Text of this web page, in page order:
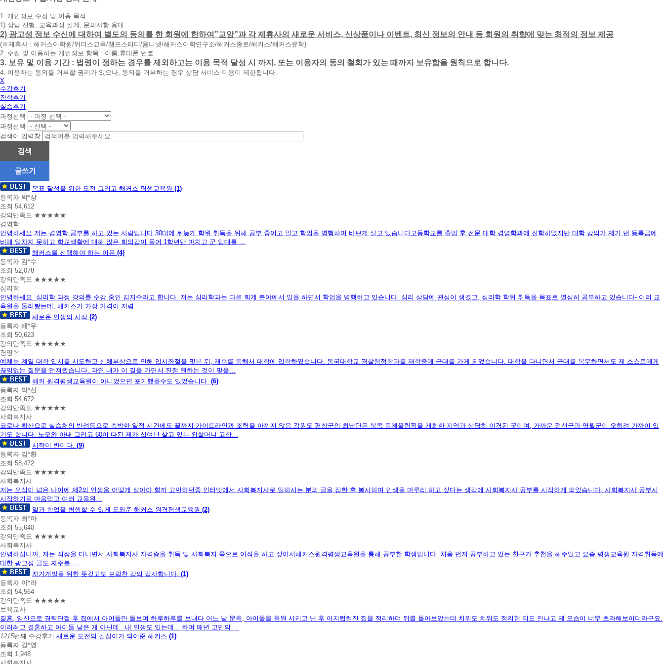
휴
대
폰
번
호
를
입
력
하
시
면
빠
른
시
간
에
드
리
겠
습
니
다.
1. 개인정보 수집 및 이용 목적
1) 상담 진행, 교육과정 설계, 문의사항 응대
2) 광고성 정보 수신에 대하여 별도의 동의를 한 회원에 한하여”교암”과 각 제휴사의 새로운 서비스, 신상품이나 이벤트, 최신 정보의 안내 등 회원의 취향에 맞는 최적의 정보 제공
(※제휴사 : 해커스어학원/위더스교육/챔프스터디/옴니넷/해커스어학연구소/해커스종로/해커스/해커스유학)
2. 수집 및 이용하는 개인정보 항목 : 이름,휴대폰 번호
3. 보유 및 이용 기간 : 법령이 정하는 경우를 제외하고는 이용 목적 달성 시 까지, 또는 이용자의 동의 철회가 있는 때까지 보유함을 원칙으로 합니다.
4. 이용자는 동의를 거부할 권리가 있으나, 동의를 거부하는 경우 상담 서비스 이용이 제한됩니다.
X
수강후기
장학후기
실습후기
과정선택
과정선택
검색어 입력창
수
강
후
기
목표 달성을 위한 도전 그리고 해커스 평생교육원 (1)
등록자 박*상
조회 54,612
강의만족도 ★★★★★
경영학
안녕하세요 저는 경영학 공부를 하고 있는 사람입니다.30대에 뒤늦게 학위 취득을 위해 공부 중이고 일고 학업을 병행하며 바쁘게 살고 있습니다고등학교를 졸업 후 전문 대학 경영학과에 진학하였지만 대학 강의가 제가 낸 등록금에
비해 알차지 못하고 학교생활에 대해 많은 회의감이 들어 1학년만 마치고 군 입대를 …
해커스를 선택해야 하는 이유 (4)
등록자 김*수
조회 52,078
강의만족도 ★★★★★
심리학
안녕하세요. 심리학 과정 강의를 수강 중인 김지수라고 합니다. 저는 심리학과는 다른 회계 분야에서 일을 하면서 학업을 병행하고 있습니다. 심리 상담에 관심이 생겼고, 심리학 학위 취득을 목표로 열심히 공부하고 있습니다- 여러 교
육원을 둘러봤는데, 해커스가 가장 가격이 저렴…
새로운 인생의 시작 (2)
등록자 배*우
조회 50,623
강의만족도 ★★★★★
경영학
예체능 계열 대학 입시를 시도하고 신체부상으로 인해 입시좌절을 맛본 뒤, 재수를 통해서 대학에 입학하였습니다. 동국대학교 경찰행정학과를 재학중에 군대를 가게 되었습니다. 대학을 다니면서 군대를 복무하면서도 제 스스로에게
끊임없는 질문을 던져왔습니다. 과연 내가 이 길을 가면서 진정 원하는 것이 맞을…
해커 원격평생교육원이 아니었으면 포기했을수도 있었습니다. (6)
등록자 박*신
조회 54,672
강의만족도 ★★★★★
사회복지사
코로나 확산으로 실습처의 반려등으로 촉박한 일정 시간에도 끝까지 가이드라인과 조력을 아끼지 않음 강원도 평창군의 최남단은 북쪽 동계올림픽을 개최한 지역과 상당히 이격된 곳이며, 가까운 정선군과 영월군이 오히려 가까이 있
기도 합니다. 노모와 아내 그리고 60이 다된 제가 십여년 살고 있는 외할머니 고향…
시작이 반이다. (9)
등록자 김*환
조회 58,472
강의만족도 ★★★★★
사회복지사
저는 오십이 넘은 나이에 제2의 인생을 어떻게 살아야 할까 고민하던중 인터넷에서 사회복지사로 일하시는 분의 글을 접한 후 봉사하며 인생을 마루리 하고 싶다는 생각에 사회복지사 공부를 시작하게 되었습니다. 사회복지사 공부시
시작하기로 마음먹고 여러 교육원…
일과 학업을 병행할 수 있게 도와준 해커스 원격평생교육원 (2)
등록자 최*아
조회 55,640
강의만족도 ★★★★★
사회복지사
안녕하십니까, 저는 직장을 다니면서 사회복지사 자격증을 취득 및 사회복지 쪽으로 이직을 하고 싶어서해커스원격평생교육원을 통해 공부한 학생입니다. 처음 먼저 공부하고 있는 친구가 추천을 해주었고 요즘 평생교육원 자격취득에
대한 광고성 글도 자주볼 …
자기개발을 위한 뜻깊고도 보람찬 강의 감사합니다. (1)
등록자 이*라
조회 54,564
강의만족도 ★★★★★
보육교사
결혼, 임신으로 경력단절 후 집에서 아이들만 돌보며 하루하루를 보내다 어느 날 문득, 아이들을 등원 시키고 난 후 어지럽혀진 집을 정리하며 뒤를 돌아보았는데 치워도 치워도 정리한 티도 안나고 제 모습이 너무 초라해보이더라구요.
이러려고 결혼하고 아이들 낳은 게 아닌데.. 내 인생도 있는데... 하며 매년 고민의 …
1215번째 수강후기 새로운 도전의 길잡이가 되어준 해커스 (1)
등록자 강*영
조회 1,948